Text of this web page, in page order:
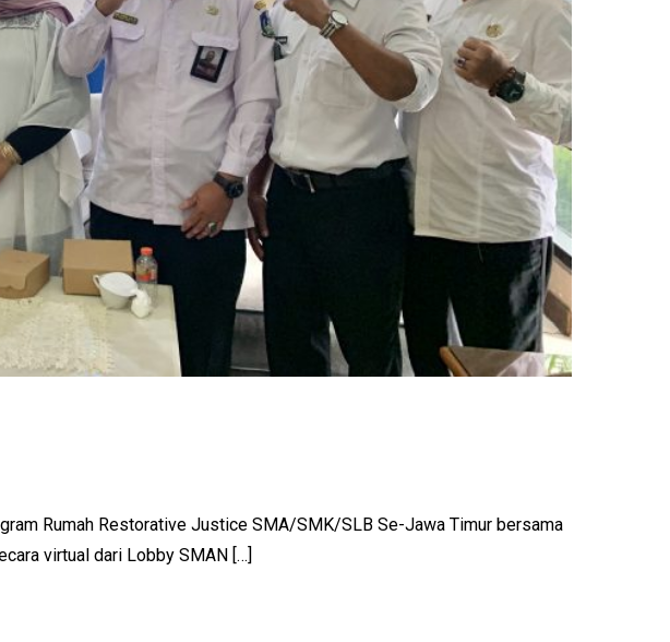
Rumah Restorative Justice SMA/SMK/SLB Se-Jawa Timur bersama
virtual dari Lobby SMAN […]